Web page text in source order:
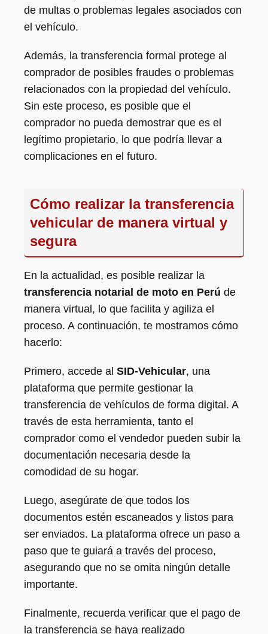
de multas o problemas legales asociados con
el vehículo.
Además, la transferencia formal protege al
comprador de posibles fraudes o problemas
relacionados con la propiedad del vehículo.
Sin este proceso, es posible que el
comprador no pueda demostrar que es el
legítimo propietario, lo que podría llevar a
complicaciones en el futuro.
Cómo realizar la transferencia
vehicular de manera virtual y
segura
En la actualidad, es posible realizar la
transferencia notarial de moto en Perú de
manera virtual, lo que facilita y agiliza el
proceso. A continuación, te mostramos cómo
hacerlo:
Primero, accede al SID-Vehicular, una
plataforma que permite gestionar la
transferencia de vehículos de forma digital. A
través de esta herramienta, tanto el
comprador como el vendedor pueden subir la
documentación necesaria desde la
comodidad de su hogar.
Luego, asegúrate de que todos los
documentos estén escaneados y listos para
ser enviados. La plataforma ofrece un paso a
paso que te guiará a través del proceso,
asegurando que no se omita ningún detalle
importante.
Finalmente, recuerda verificar que el pago de
la transferencia se haya realizado